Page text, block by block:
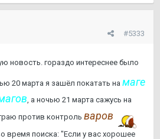
#5333
новость. гораздо интереснее было
20 марта я зашёл покатать на маге
, а ночью 21 марта сажусь на
против контроль варов
время поиска: "Если у вас хорошее